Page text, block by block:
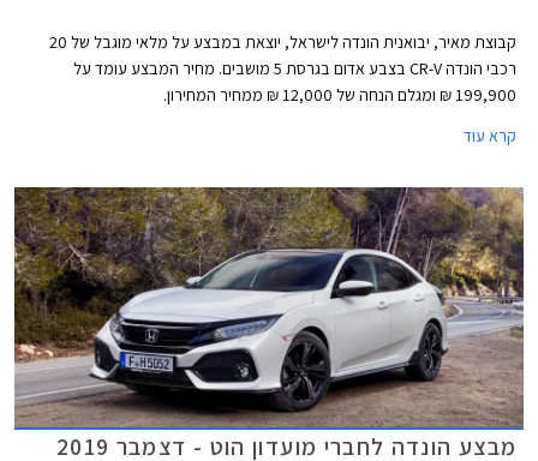
קבוצת מאיר, יבואנית הונדה לישראל, יוצאת במבצע על מלאי מוגבל של 20
רכבי הונדה CR-V בצבע אדום בגרסת 5 מושבים. מחיר המבצע עומד על
199,900 ₪ ומגלם הנחה של 12,000 ₪ ממחיר המחירון.
קרא עוד
מבצע הונדה לחברי מועדון הוט - דצמבר 2019